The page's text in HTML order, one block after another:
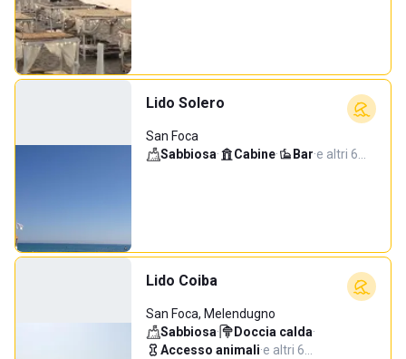
Lido Solero
San Foca
Sabbiosa· Cabine· Bar·e altri 6…
Lido Coiba
San Foca, Melendugno
Sabbiosa· Doccia calda·
Accesso animali·e altri 6…